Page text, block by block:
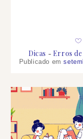
Dicas Erros
Publicado em